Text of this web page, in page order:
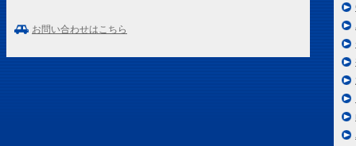
お問い合わせはこちら